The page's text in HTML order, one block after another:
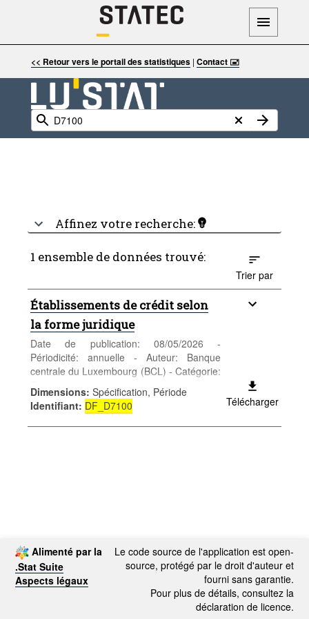
<< Retour vers le portail des statistiques| Contact 🖃
Affinez votre recherche:
1 ensemble de données trouvé:
Trier par
Établissements de crédit selon
la forme juridique
Date de publication: 08/05/2026 -
Périodicité: annuelle - Auteur: Banque
centrale du Luxembourg (BCL) - Catégorie:
Entreprises - Activités financières - Mots-
clés: activités financières
Dimensions: Spécification, Période
Identifiant: DF_D7100 Télécharger
Alimenté par la
.Stat Suite
Aspects légaux
Le code source de l'application est open-
source, protégé par le droit d'auteur et
fourni sans garantie.
Pour plus de détails, consultez la
déclaration de licence.